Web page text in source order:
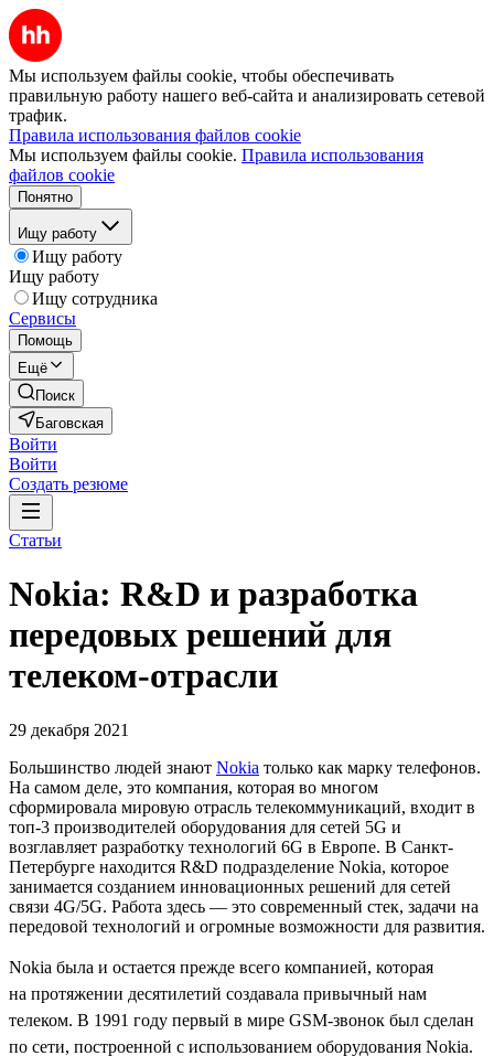
Мы используем файлы cookie, чтобы обеспечивать
правильную работу нашего веб-сайта и анализировать сетевой
трафик.
Правила использования файлов cookie
Мы используем файлы cookie. Правила использования
файлов cookie
Понятно
Ищу работу
Ищу работу
Ищу работу
Ищу сотрудника
Сервисы
Помощь
Ещё
Поиск
Баговская
Войти
Войти
Создать резюме
Статьи
Nokia: R&D и разработка
передовых решений для
телеком-отрасли
29 декабря 2021
Большинство людей знают Nokia только как марку телефонов.
На самом деле, это компания, которая во многом
сформировала мировую отрасль телекоммуникаций, входит в
топ-3 производителей оборудования для сетей 5G и
возглавляет разработку технологий 6G в Европе. В Санкт-
Петербурге находится R&D подразделение Nokia, которое
занимается созданием инновационных решений для сетей
связи 4G/5G. Работа здесь — это современный стек, задачи на
передовой технологий и огромные возможности для развития.
Nokia была и остается прежде всего компанией, которая
на протяжении десятилетий создавала привычный нам
телеком. В 1991 году первый в мире GSM-звонок был сделан
по сети, построенной с использованием оборудования Nokia.